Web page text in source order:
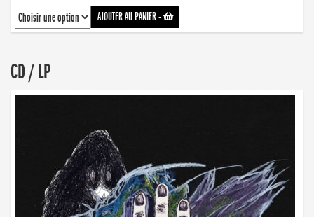
AJOUTER AU PANIER-
CD / LP